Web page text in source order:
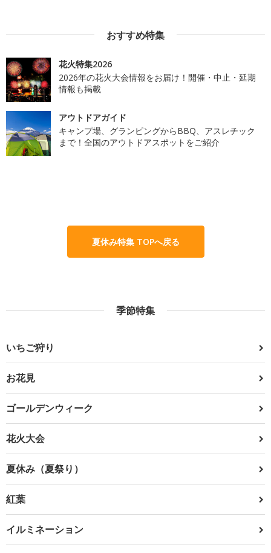
おすすめ特集
花火特集2026
2026年の花火大会情報をお届け！開催・中止・延期
情報も掲載
アウトドアガイド
キャンプ場、グランピングからBBQ、アスレチック
まで！全国のアウトドアスポットをご紹介
夏休み特集 TOPへ戻る
季節特集
いちご狩り
お花見
ゴールデンウィーク
花火大会
夏休み（夏祭り）
紅葉
イルミネーション